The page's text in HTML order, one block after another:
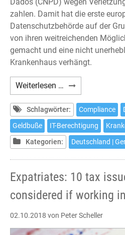
zahlen. Damit hat die erste
Datenschutzbehörde auf der
von ihren weitreichenden
gemacht und eine nicht
Krankenhaus verhängt.
Weiterlesen … DSGVO-
Verstoß:
Erste
empfindliche
Geldbuße
gegen
Krankenhaus
Portugal
Schlagwörter: Compliance
Geldbuße
IT-Berechtigung
Kategorien:
Deutschland |
Expatriates: 10 tax
considered if working
02.10.2018 von Peter Scheller